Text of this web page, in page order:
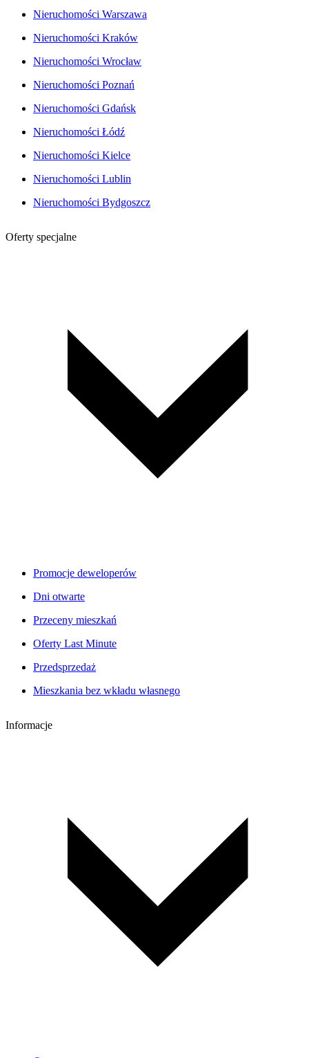
Nieruchomości Warszawa
Nieruchomości Kraków
Nieruchomości Wrocław
Nieruchomości Poznań
Nieruchomości Gdańsk
Nieruchomości Łódź
Nieruchomości Kielce
Nieruchomości Lublin
Nieruchomości Bydgoszcz
Oferty specjalne
Promocje deweloperów
Dni otwarte
Przeceny mieszkań
Oferty Last Minute
Przedsprzedaż
Mieszkania bez wkładu własnego
Informacje